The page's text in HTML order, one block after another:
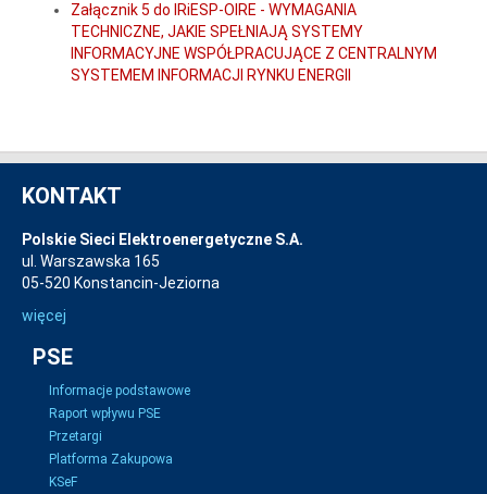
Załącznik 5 do IRiESP-OIRE - WYMAGANIA
TECHNICZNE, JAKIE SPEŁNIAJĄ SYSTEMY
INFORMACYJNE WSPÓŁPRACUJĄCE Z CENTRALNYM
SYSTEMEM INFORMACJI RYNKU ENERGII
KONTAKT
Polskie Sieci Elektroenergetyczne S.A.
ul. Warszawska 165
05-520 Konstancin-Jeziorna
więcej
PSE
Informacje podstawowe
Raport wpływu PSE
Przetargi
Platforma Zakupowa
KSeF